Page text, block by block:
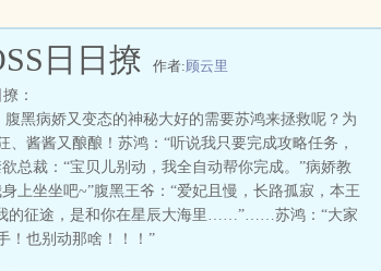
日日撩 作者: 顾云里
：
黑病娇又变态的神秘大好的需要苏鸿来拯救呢？为
、酱酱又酿酿！苏鸿：“听说我只要完成攻略任务，
总裁：“宝贝儿别动，我全自动帮你完成。”病娇教
上坐坐吧~”腹黑王爷：“爱妃且慢，长路孤寂，本王
的征途，是和你在星辰大海里……”……苏鸿：“大家
！也别动那啥！！！”